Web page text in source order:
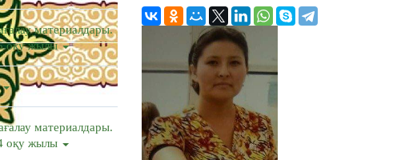
материалдары.
оқу жылы
материалдары.
оқу жылы